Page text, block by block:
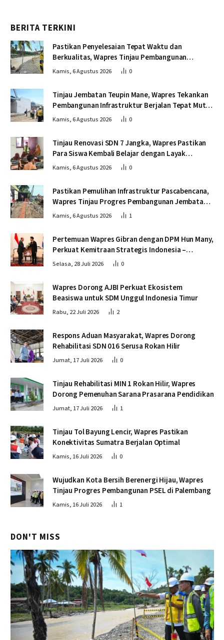
BERITA TERKINI
Pastikan Penyelesaian Tepat Waktu dan
Berkualitas, Wapres Tinjau Pembangunan
Jembatan Lumut
Kamis, 6 Agustus 2026 0
Tinjau Jembatan Teupin Mane, Wapres Tekankan
Pembangunan Infrastruktur Berjalan Tepat Mutu
dan Tepat Waktu
Kamis, 6 Agustus 2026 0
Tinjau Renovasi SDN 7 Jangka, Wapres Pastikan
Para Siswa Kembali Belajar dengan Layak
Pascabencana
Kamis, 6 Agustus 2026 0
Pastikan Pemulihan Infrastruktur Pascabencana,
Wapres Tinjau Progres Pembangunan Jembatan
Krueng Tingkeum Bireuen
Kamis, 6 Agustus 2026 1
Pertemuan Wapres Gibran dengan DPM Hun Many,
Perkuat Kemitraan Strategis Indonesia –
Kamboja
Selasa, 28 Juli 2026 0
Wapres Dorong AJBI Perkuat Ekosistem
Beasiswa untuk SDM Unggul Indonesia Timur
Rabu, 22 Juli 2026 2
Respons Aduan Masyarakat, Wapres Dorong
Rehabilitasi SDN 016 Serusa Rokan Hilir
Jumat, 17 Juli 2026 0
Tinjau Rehabilitasi MIN 1 Rokan Hilir, Wapres
Dorong Pemenuhan Sarana Prasarana Pendidikan
Jumat, 17 Juli 2026 1
Tinjau Tol Bayung Lencir, Wapres Pastikan
Konektivitas Sumatra Berjalan Optimal
Kamis, 16 Juli 2026 0
Wujudkan Kota Bersih Berenergi Hijau, Wapres
Tinjau Progres Pembangunan PSEL di Palembang
Kamis, 16 Juli 2026 1
DON'T MISS